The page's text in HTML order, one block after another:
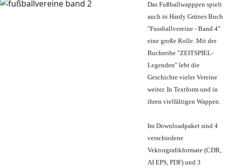
Das Fußballwapppen spielt
auch in Hardy Grünes Buch
"Fussballvereine - Band 4"
eine große Rolle. Mit der
Buchreihe "ZEITSPIEL-
Legenden" lebt die
Geschichte vieler Vereine
weiter. In Textform und in
ihren vielfältigen Wappen.
Im Downloadpaket sind 4
verschiedene
Vektorgrafikformate (CDR,
AI EPS, PDF) und 3